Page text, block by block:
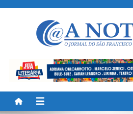
A Noticia Do Vale